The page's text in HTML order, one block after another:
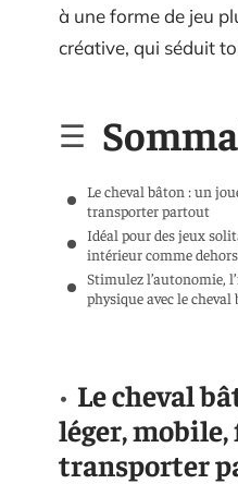
à une forme de jeu
créative, qui séduit
Le cheval bâton : un
transporter partout
Idéal pour des jeux
intérieur comme dehors
Stimulez l’autonomie,
physique avec le cheval
Le cheval
léger, mobile,
transporter